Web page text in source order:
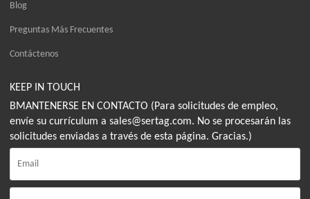
Blog
Preguntas Más Frecuentes
Contáctenos
KEEP IN TOUCH
BMANTENERSE EN CONTACTO (Para solicitudes de empleo,
envíe su currículum a sales@sertag.com. No se procesarán las
solicitudes enviadas a través de esta página. Gracias.)